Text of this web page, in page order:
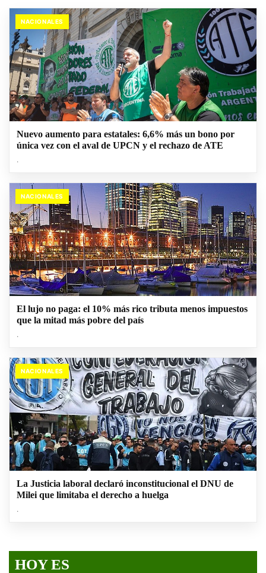
NACIONALES
Nuevo aumento para estatales: 6,6% más un bono por
única vez con el aval de UPCN y el rechazo de ATE
.
NACIONALES
El lujo no paga: el 10% más rico tributa menos impuestos
que la mitad más pobre del país
.
NACIONALES
La Justicia laboral declaró inconstitucional el DNU de
Milei que limitaba el derecho a huelga
.
HOY ES